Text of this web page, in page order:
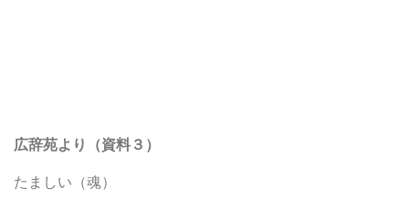
広辞苑より（資料３）
たましい（魂）